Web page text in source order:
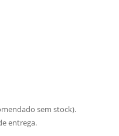
sem stock).
entrega.